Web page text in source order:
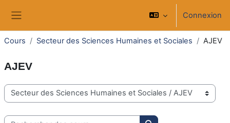
Connexion
Cours Secteur des Sciences Humaines et Sociales AJEV
AJEV
Catégories de cours
Rechercher des cours